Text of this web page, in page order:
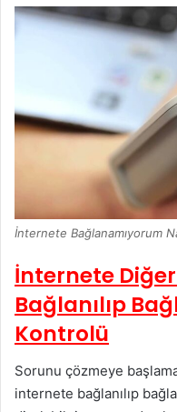
İnternete Bağlanamıyorum
İnternete
Bağlanılıp
Kontrolü
Sorunu çözmeye
internete bağlanılıp